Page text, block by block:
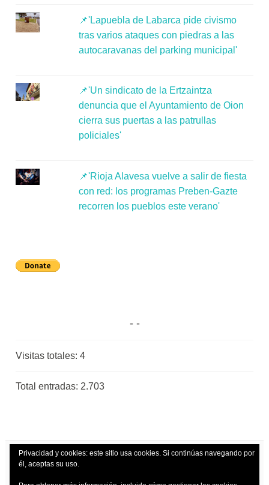
📌'Lapuebla de Labarca pide civismo
tras varios ataques con piedras a las
autocaravanas del parking municipal'
📌'Un sindicato de la Ertzaintza
denuncia que el Ayuntamiento de Oion
cierra sus puertas a las patrullas
policiales'
📌'Rioja Alavesa vuelve a salir de fiesta
con red: los programas Preben-Gazte
recorren los pueblos este verano'
Visitas totales:4
Total entradas: 2.703
Privacidad y cookies: este sitio usa cookies. Si continúas navegando por
él, aceptas su uso.